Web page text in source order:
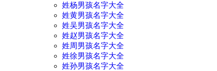
姓杨男孩名字大全
姓黄男孩名字大全
姓吴男孩名字大全
姓赵男孩名字大全
姓周男孩名字大全
姓徐男孩名字大全
姓孙男孩名字大全